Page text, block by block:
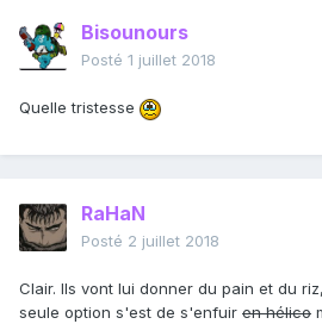
Bisounours
Posté 1 juillet 2018
Quelle tristesse
RaHaN
Posté 2 juillet 2018
Clair. Ils vont lui donner du pain et du
seule option s'est de s'enfuir en hélico